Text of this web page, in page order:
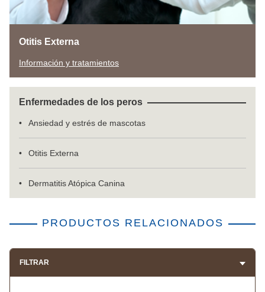
Otitis Externa
Información y tratamientos
Enfermedades de los peros
Ansiedad y estrés de mascotas
Otitis Externa
Dermatitis Atópica Canina
PRODUCTOS RELACIONADOS
FILTRAR